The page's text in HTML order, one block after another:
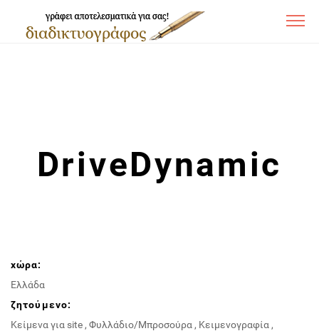
DriveDynamic
χώρα:
Ελλάδα
ζητούμενο:
Κείμενα για site , Φυλλάδιο/Μπροσούρα , Κειμενογραφία ,